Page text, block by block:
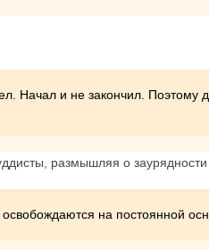
Начал и не закончил. Поэтому
размышляя о
на постоянной